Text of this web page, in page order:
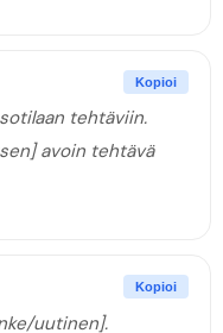
Kopioi
tehtäviin.
avoin tehtävä
Kopioi
uutinen].